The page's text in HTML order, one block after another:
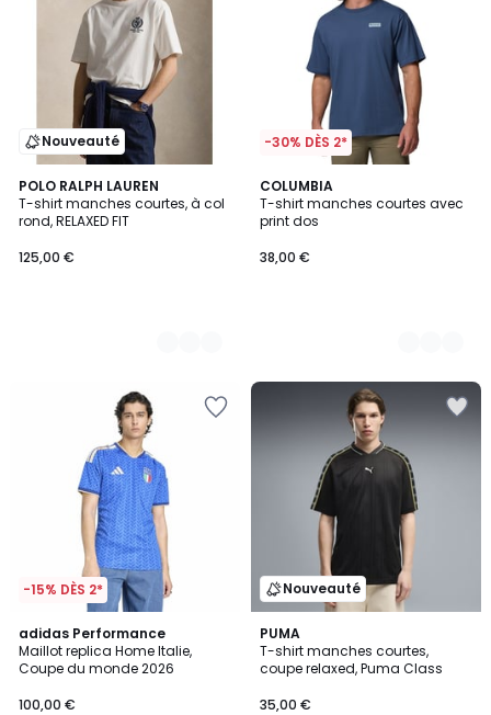
Nouveauté
POLO RALPH LAUREN
T-shirt manches courtes, à col
rond, RELAXED FIT
125,00 €
2
Couleurs
-30% DÈS 2*
COLUMBIA
T-shirt manches courtes avec
print dos
38,00 €
2
Couleurs
-15% DÈS 2*
adidas Performance
Maillot replica Home Italie,
Coupe du monde 2026
100,00 €
4,9
/ 5
Nouveauté
PUMA
T-shirt manches courtes,
coupe relaxed, Puma Class
35,00 €